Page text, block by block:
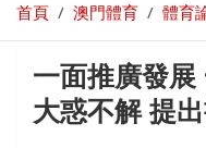
首頁 澳門體育 體育
一面推廣發
大惑不解 提